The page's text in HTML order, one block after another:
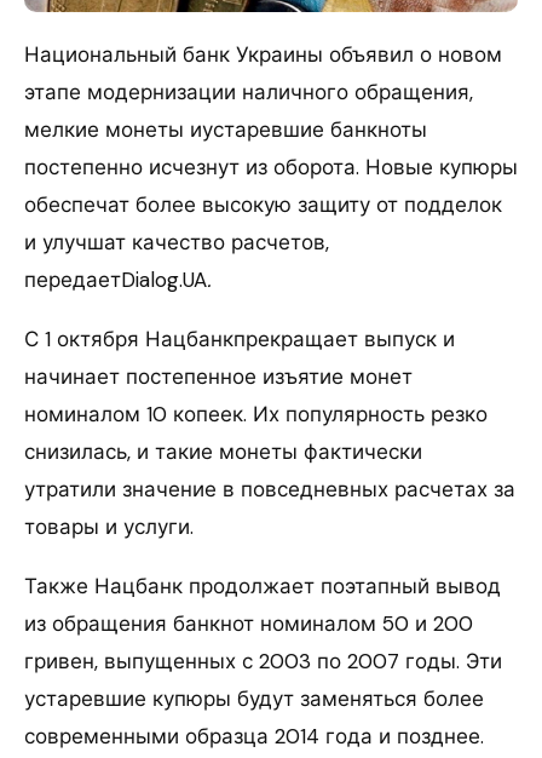
Национальный банк Украины объявил о новом
этапе модернизации наличного обращения,
мелкие монеты иустаревшие банкноты
постепенно исчезнут из оборота. Новые купюры
обеспечат более высокую защиту от подделок
и улучшат качество расчетов,
передаетDialog.UA.
С 1 октября Нацбанкпрекращает выпуск и
начинает постепенное изъятие монет
номиналом 10 копеек. Их популярность резко
снизилась, и такие монеты фактически
утратили значение в повседневных расчетах за
товары и услуги.
Также Нацбанк продолжает поэтапный вывод
из обращения банкнот номиналом 50 и 200
гривен, выпущенных с 2003 по 2007 годы. Эти
устаревшие купюры будут заменяться более
современными образца 2014 года и позднее.